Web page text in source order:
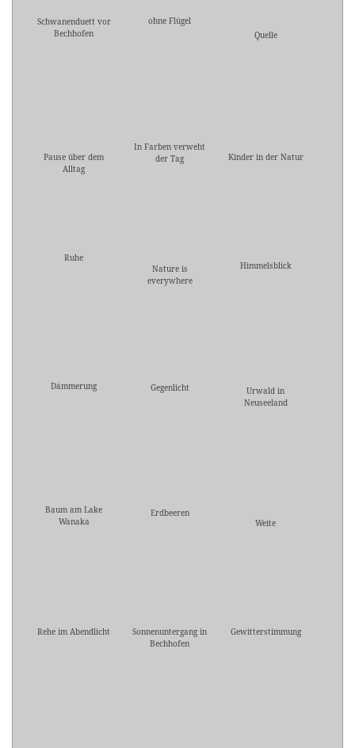
Schwanenduett vor
Bechhofen
ohne Flügel
Quelle
Pause über dem
Alltag
In Farben verweht
der Tag
Kinder in der Natur
Ruhe
Nature is
everywhere
Himmelsblick
Dämmerung Gegenlicht
Urwald in
Neuseeland
Baum am Lake
Wanaka
Erdbeeren
Weite
Rehe im Abendlicht
Sonnenuntergang in
Bechhofen
Gewitterstimmung